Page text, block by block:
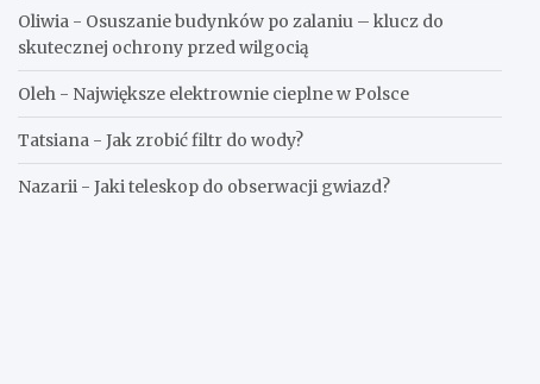
Oliwia - Osuszanie budynków po zalaniu – klucz do
skutecznej ochrony przed wilgocią
Oleh - Największe elektrownie cieplne w Polsce
Tatsiana -Jak zrobić filtr do wody?
Nazarii -Jaki teleskop do obserwacji gwiazd?